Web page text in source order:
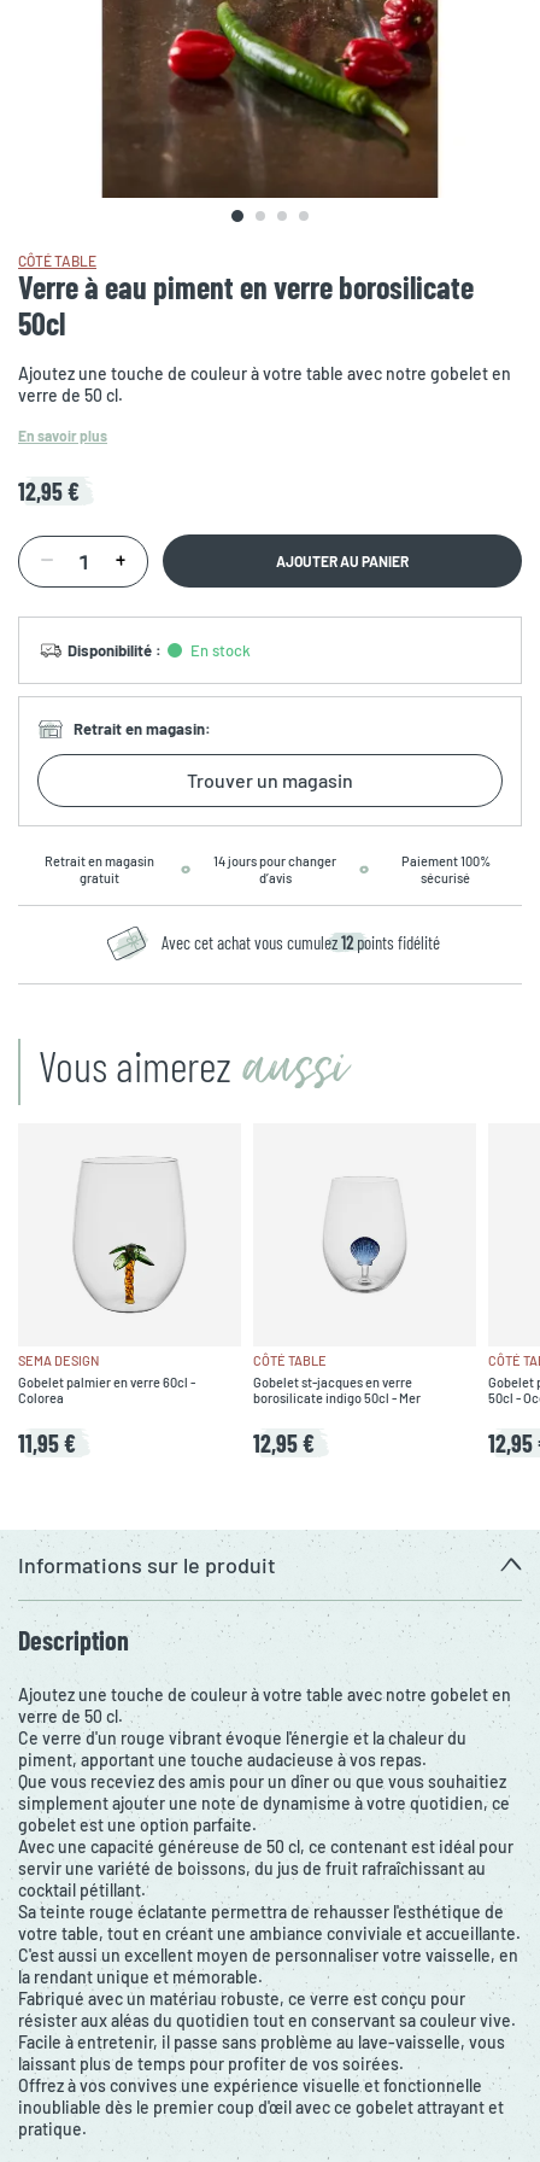
CÔTÉ TABLE
Verre à eau piment en verre borosilicate
50cl
Ajoutez une touche de couleur à votre table avec notre gobelet en
verre de 50 cl.
En savoir plus
12,95 €
AJOUTER AU PANIER
Disponibilité : En stock
Retrait en magasin:
Trouver un magasin
Retrait en magasin
gratuit
14 jours pour changer
d’avis
Paiement 100%
sécurisé
Avec cet achat vous cumulez12 points fidélité
Vous aimerez aussi
SEMA DESIGN
Gobelet palmier en verre 60cl -
Colorea
11,95 €
CÔTÉ TABLE
Gobelet st-jacques en verre
borosilicate indigo 50cl - Mer
12,95 €
CÔTÉ
Gobelet
50cl -
12,95
Informations sur le produit
Description
Ajoutez une touche de couleur à votre table avec notre gobelet en
verre de 50 cl.
Ce verre d'un rouge vibrant évoque l'énergie et la chaleur du
piment, apportant une touche audacieuse à vos repas.
Que vous receviez des amis pour un dîner ou que vous souhaitiez
simplement ajouter une note de dynamisme à votre quotidien, ce
gobelet est une option parfaite.
Avec une capacité généreuse de 50 cl, ce contenant est idéal pour
servir une variété de boissons, du jus de fruit rafraîchissant au
cocktail pétillant.
Sa teinte rouge éclatante permettra de rehausser l'esthétique de
votre table, tout en créant une ambiance conviviale et accueillante.
C'est aussi un excellent moyen de personnaliser votre vaisselle, en
la rendant unique et mémorable.
Fabriqué avec un matériau robuste, ce verre est conçu pour
résister aux aléas du quotidien tout en conservant sa couleur vive.
Facile à entretenir, il passe sans problème au lave-vaisselle, vous
laissant plus de temps pour profiter de vos soirées.
Offrez à vos convives une expérience visuelle et fonctionnelle
inoubliable dès le premier coup d'œil avec ce gobelet attrayant et
pratique.